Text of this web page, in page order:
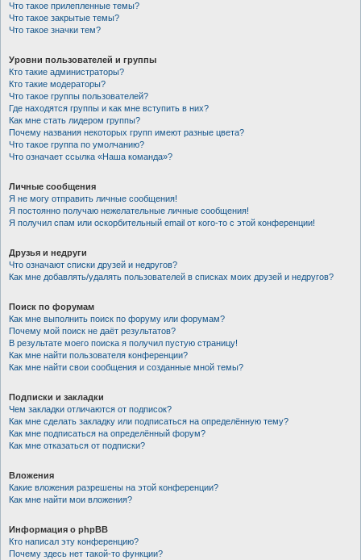
Что такое прилепленные темы?
Что такое закрытые темы?
Что такое значки тем?
Уровни пользователей и группы
Кто такие администраторы?
Кто такие модераторы?
Что такое группы пользователей?
Где находятся группы и как мне вступить в них?
Как мне стать лидером группы?
Почему названия некоторых групп имеют разные цвета?
Что такое группа по умолчанию?
Что означает ссылка «Наша команда»?
Личные сообщения
Я не могу отправить личные сообщения!
Я постоянно получаю нежелательные личные сообщения!
Я получил спам или оскорбительный email от кого-то с этой конференции!
Друзья и недруги
Что означают списки друзей и недругов?
Как мне добавлять/удалять пользователей в списках моих друзей и недругов?
Поиск по форумам
Как мне выполнить поиск по форуму или форумам?
Почему мой поиск не даёт результатов?
В результате моего поиска я получил пустую страницу!
Как мне найти пользователя конференции?
Как мне найти свои сообщения и созданные мной темы?
Подписки и закладки
Чем закладки отличаются от подписок?
Как мне сделать закладку или подписаться на определённую тему?
Как мне подписаться на определённый форум?
Как мне отказаться от подписки?
Вложения
Какие вложения разрешены на этой конференции?
Как мне найти мои вложения?
Информация о phpBB
Кто написал эту конференцию?
Почему здесь нет такой-то функции?